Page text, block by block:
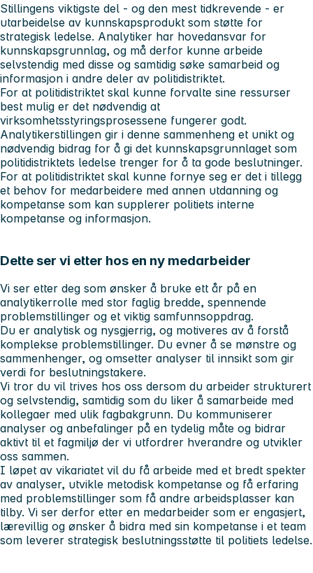
Stillingens viktigste del - og den mest tidkrevende - er
utarbeidelse av kunnskapsprodukt som støtte for
strategisk ledelse. Analytiker har hovedansvar for
kunnskapsgrunnlag, og må derfor kunne arbeide
selvstendig med disse og samtidig søke samarbeid og
informasjon i andre deler av politidistriktet.
For at politidistriktet skal kunne forvalte sine ressurser
best mulig er det nødvendig at
virksomhetsstyringsprosessene fungerer godt.
Analytikerstillingen gir i denne sammenheng et unikt og
nødvendig bidrag for å gi det kunnskapsgrunnlaget som
politidistriktets ledelse trenger for å ta gode beslutninger.
For at politidistriktet skal kunne fornye seg er det i tillegg
et behov for medarbeidere med annen utdanning og
kompetanse som kan supplerer politiets interne
kompetanse og informasjon.
Dette ser vi etter hos en ny medarbeider
Vi ser etter deg som ønsker å bruke ett år på en
analytikerrolle med stor faglig bredde, spennende
problemstillinger og et viktig samfunnsoppdrag.
Du er analytisk og nysgjerrig, og motiveres av å forstå
komplekse problemstillinger. Du evner å se mønstre og
sammenhenger, og omsetter analyser til innsikt som gir
verdi for beslutningstakere.
Vi tror du vil trives hos oss dersom du arbeider strukturert
og selvstendig, samtidig som du liker å samarbeide med
kollegaer med ulik fagbakgrunn. Du kommuniserer
analyser og anbefalinger på en tydelig måte og bidrar
aktivt til et fagmiljø der vi utfordrer hverandre og utvikler
oss sammen.
I løpet av vikariatet vil du få arbeide med et bredt spekter
av analyser, utvikle metodisk kompetanse og få erfaring
med problemstillinger som få andre arbeidsplasser kan
tilby. Vi ser derfor etter en medarbeider som er engasjert,
lærevillig og ønsker å bidra med sin kompetanse i et team
som leverer strategisk beslutningsstøtte til politiets ledelse.